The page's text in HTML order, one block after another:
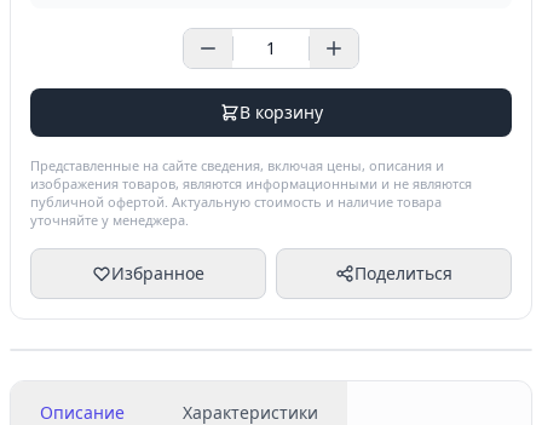
В корзину
Представленные на сайте сведения, включая цены, описания и
изображения товаров, являются информационными и не являются
публичной офертой. Актуальную стоимость и наличие товара
уточняйте у менеджера.
Избранное Поделиться
Описание Характеристики